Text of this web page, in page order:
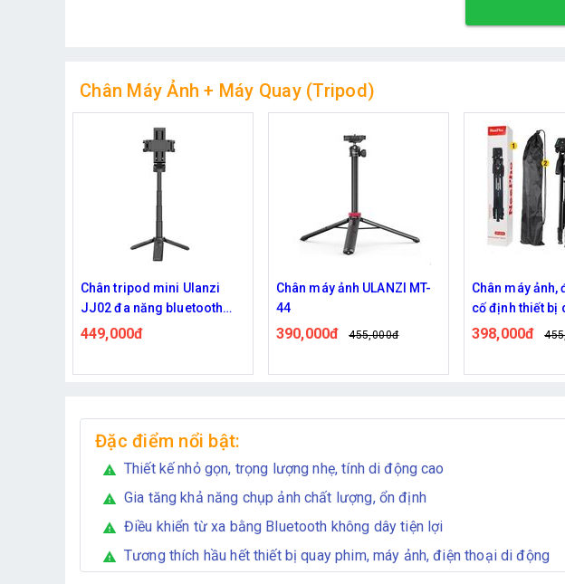
Chân Máy Ảnh + Máy Quay (Tripod)
Chân máy ảnh ULANZI MT-
44
390,000đ
Chân máy ảnh, điện thoại
cố định thiết bị quay phim
có remote bluetooth
398,000đ 455,000đ
Chân máy ảnh,
bị quay phim
239,000đ
Đặc điểm nổi bật:
warning Thiết kế nhỏ gọn, trọng lượng nhẹ, tính di động cao
warning Gia tăng khả năng chụp ảnh chất lượng, ổn định
warning Điều khiển từ xa bằng Bluetooth không dây tiện lợi
warning Tương thích hầu hết thiết bị quay phim, máy ảnh, điện thoại di động